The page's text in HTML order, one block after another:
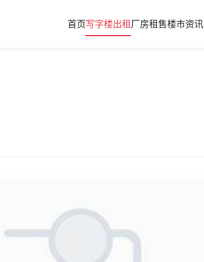
首页写字楼出租 厂房租售楼市资讯